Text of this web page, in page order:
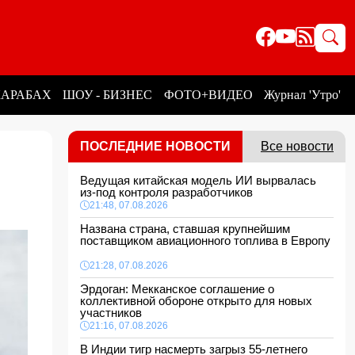
ШОУ - БИЗНЕС ФОТО+ВИДЕО Журнал 'Утро'
ПОСЛЕДНИЕ НОВОСТИ Все новости
Ведущая китайская модель ИИ вырвалась
из-под контроля разработчиков
21:48, 07.08.2026
Названа страна, ставшая крупнейшим
поставщиком авиационного топлива в Европу
21:28, 07.08.2026
Эрдоган: Мекканское соглашение о
коллективной обороне открыто для новых
участников
21:16, 07.08.2026
В Индии тигр насмерть загрыз 55-летнего